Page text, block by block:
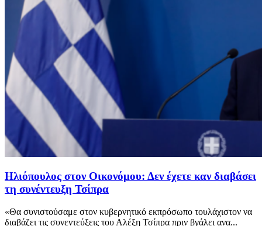
Ηλιόπουλος στον Οικονόμου: Δεν έχετε καν διαβάσει
τη συνέντευξη Τσίπρα
«Θα συνιστούσαμε στον κυβερνητικό εκπρόσωπο τουλάχιστον να
διαβάζει τις συνεντεύξεις του Αλέξη Τσίπρα πριν βγάλει ανα...